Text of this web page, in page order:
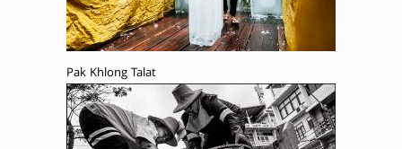
Pak Khlong Talat